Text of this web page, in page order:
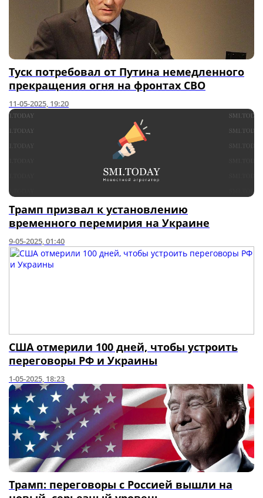
Туск потребовал от Путина немедленного
прекращения огня на фронтах СВО
11-05-2025, 19:20
Трамп призвал к установлению
временного перемирия на Украине
9-05-2025, 01:40
США отмерили 100 дней, чтобы устроить
переговоры РФ и Украины
1-05-2025, 18:23
Трамп: переговоры с Россией вышли на